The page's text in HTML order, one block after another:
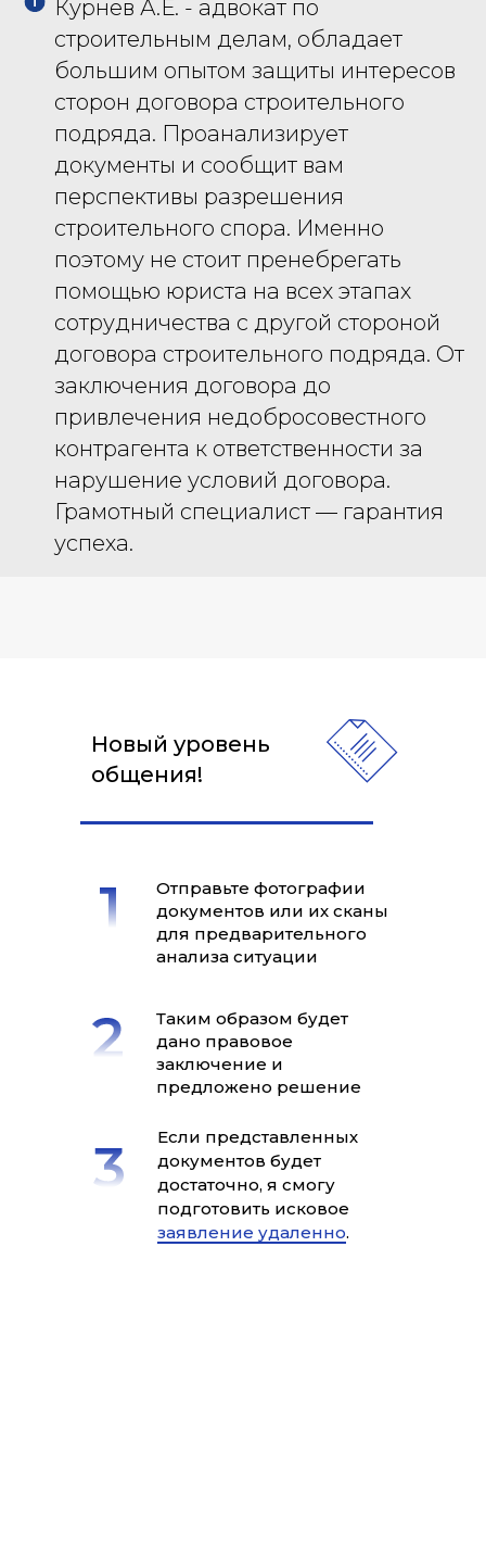
Курнев А.Е. - адвокат по
строительным делам, обладает
большим опытом защиты интересов
сторон договора строительного
подряда. Проанализирует
документы и сообщит вам
перспективы разрешения
строительного спора. Именно
поэтому не стоит пренебрегать
помощью юриста на всех этапах
сотрудничества с другой стороной
договора строительного подряда. От
заключения договора до
привлечения недобросовестного
контрагента к ответственности за
нарушение условий договора.
Грамотный специалист — гарантия
успеха.
Новый уровень
общения!
Отправьте фотографии
документов или их сканы
для предварительного
анализа ситуации
Таким образом будет
дано правовое
заключение и
предложено решение
Если представленных
документов будет
достаточно, я смогу
подготовить исковое
заявление удаленно.